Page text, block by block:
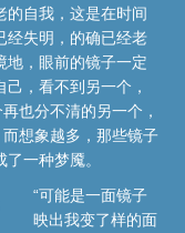
的自我，这是在时间
经失明，的确已经老
地，眼前的镜子一定
，看不到另一个，
也分不清的另一个，
想象越多，那些镜子
一种梦魇。
“可能是一面镜子
映出我变了样的面